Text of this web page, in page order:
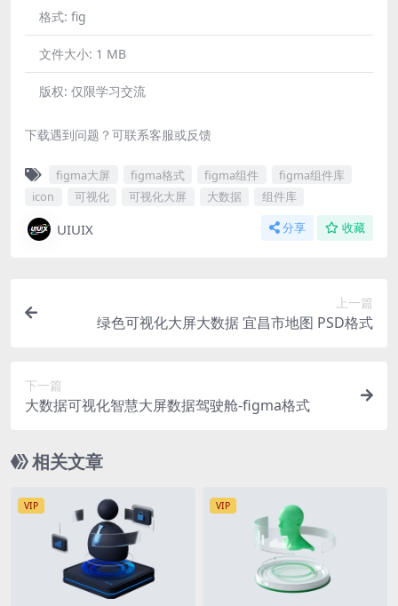
格式: fig
文件大小: 1 MB
版权: 仅限学习交流
下载遇到问题？可联系客服或反馈
figma大屏 figma格式 figma组件
figma组件库
icon
可视化 可视化大屏 大数据 组件库
UIUIX 分享 收藏
上一篇
绿色可视化大屏大数据 宜昌市地图 PSD格式
下一篇
大数据可视化智慧大屏数据驾驶舱-figma格式
相关文章
VIP VIP